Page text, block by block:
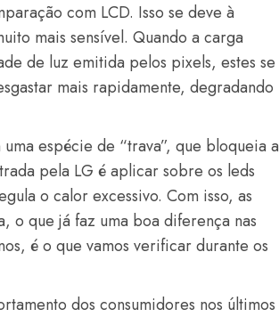
com LCD. Isso se deve à
mais sensível. Quando a carga
de luz emitida pelos pixels, estes se
mais rapidamente, degradando
espécie de “trava”, que bloqueia a
pela LG é aplicar sobre os leds
o calor excessivo. Com isso, as
o que já faz uma boa diferença nas
é o que vamos verificar durante os
dos consumidores nos últimos